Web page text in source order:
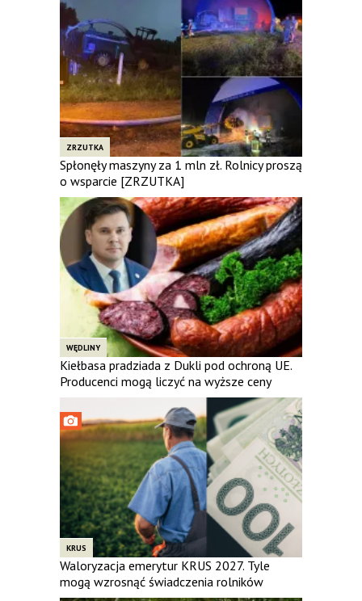
ZRZUTKA
Spłonęły maszyny za 1 mln zł. Rolnicy proszą
o wsparcie [ZRZUTKA]
WĘDLINY
Kiełbasa pradziada z Dukli pod ochroną UE.
Producenci mogą liczyć na wyższe ceny
KRUS
Waloryzacja emerytur KRUS 2027. Tyle
mogą wzrosnąć świadczenia rolników